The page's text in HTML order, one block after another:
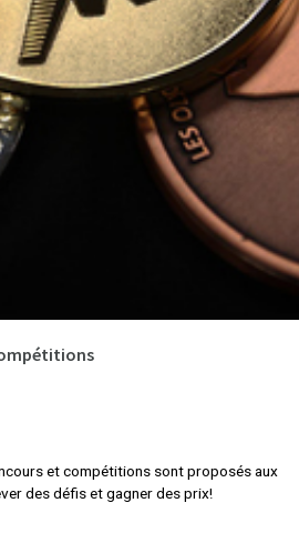
et compétitions sont proposés aux
des défis et gagner des prix!